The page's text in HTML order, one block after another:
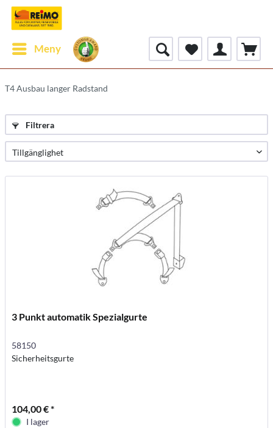
Meny
T4 Ausbau langer Radstand
Filtrera
3 Punkt automatik Spezialgurte
58150
Sicherheitsgurte
104,00 € *
I lager